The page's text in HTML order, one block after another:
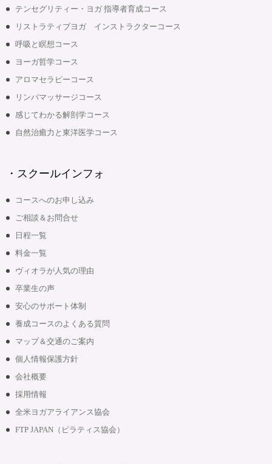
テンセグリティー・ヨガ 指導者育成コース
リストラティブヨガ インストラクターコース
呼吸と瞑想コース
ヨーガ哲学コース
アロマセラピーコース
リンパマッサージコース
感じてわかる解剖学コース
自然治癒力と東洋医学コース
・スクールインフォ
コースへのお申し込み
ご相談＆お問合せ
日程一覧
料金一覧
ヴィオラが人気の理由
卒業生の声
安心のサポート体制
養成コースのよくある質問
マップ＆交通のご案内
個人情報保護方針
会社概要
採用情報
全米ヨガアライアンス協会
FTP JAPAN（ピラティス協会）